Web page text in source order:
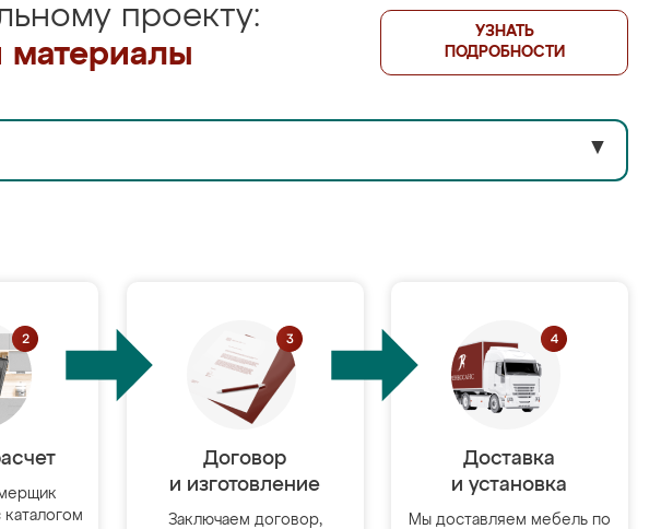
проекту:
УЗНАТЬ
ПОДРОБНОСТИ
▼
Договор
и изготовление
Заключаем договор,
Доставка
и установка
Мы доставляем мебель по